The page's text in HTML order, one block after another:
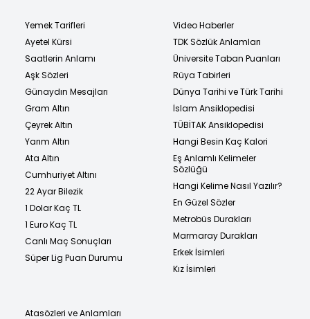
Yemek Tarifleri
Ayetel Kürsi
Saatlerin Anlamı
Aşk Sözleri
Günaydın Mesajları
Gram Altın
Çeyrek Altın
Yarım Altın
Ata Altın
Cumhuriyet Altını
22 Ayar Bilezik
1 Dolar Kaç TL
1 Euro Kaç TL
Canlı Maç Sonuçları
Süper Lig Puan Durumu
Video Haberler
TDK Sözlük Anlamları
Üniversite Taban Puanları
Rüya Tabirleri
Dünya Tarihi ve Türk Tarihi
İslam Ansiklopedisi
TÜBİTAK Ansiklopedisi
Hangi Besin Kaç Kalori
Eş Anlamlı Kelimeler
Sözlüğü
Hangi Kelime Nasıl Yazılır?
En Güzel Sözler
Metrobüs Durakları
Marmaray Durakları
Erkek İsimleri
Kız İsimleri
Atasözleri ve Anlamları